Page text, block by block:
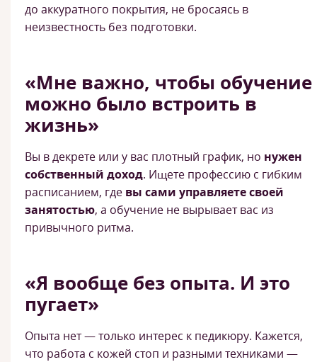
до аккуратного покрытия, не бросаясь в
неизвестность без подготовки.
«Мне важно, чтобы обучение
можно было встроить в
жизнь»
Вы в декрете или у вас плотный график, но нужен
собственный доход. Ищете профессию с гибким
расписанием, где вы сами управляете своей
занятостью, а обучение не вырывает вас из
привычного ритма.
«Я вообще без опыта. И это
пугает»
Опыта нет — только интерес к педикюру. Кажется,
что работа с кожей стоп и разными техниками —